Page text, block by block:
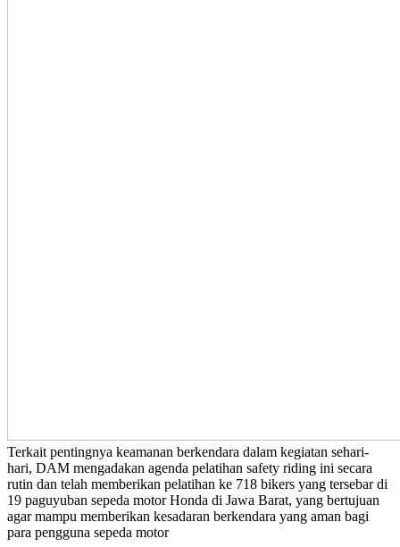
Terkait pentingnya keamanan berkendara dalam kegiatan sehari-
hari, DAM mengadakan agenda pelatihan safety riding ini secara
rutin dan telah memberikan pelatihan ke 718 bikers yang tersebar di
19 paguyuban sepeda motor Honda di Jawa Barat, yang bertujuan
agar mampu memberikan kesadaran berkendara yang aman bagi
para pengguna sepeda motor